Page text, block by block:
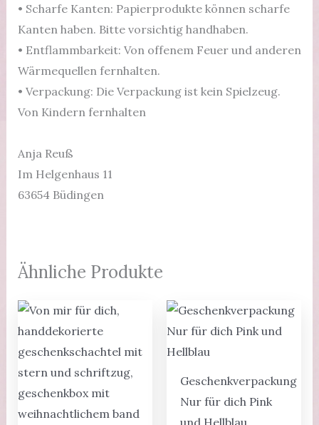
• Scharfe Kanten: Papierprodukte können scharfe
Kanten haben. Bitte vorsichtig handhaben.
• Entflammbarkeit: Von offenem Feuer und anderen
Wärmequellen fernhalten.
• Verpackung: Die Verpackung ist kein Spielzeug.
Von Kindern fernhalten
Anja Reuß
Im Helgenhaus 11
63654 Büdingen
Ähnliche Produkte
Geschenkverpackung
Nur für dich Pink